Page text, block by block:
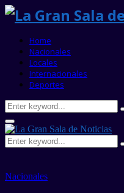
Home
Nacionales
Locales
Internacionales
Deportes
Search
for:
Primary
Menu
Search
for:
Nacionales